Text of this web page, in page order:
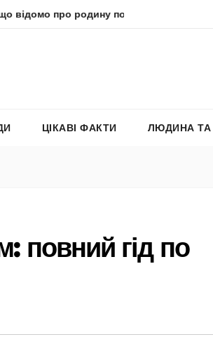
родину політика Молитва
ЦІКАВІ ФАКТИ ЛЮДИНА ТА
повний гід по